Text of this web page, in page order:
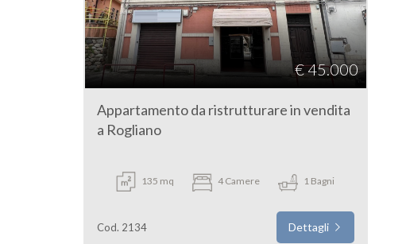
€ 45.000
Appartamento da ristrutturare in vendita
a Rogliano
135 mq 4 Camere 1 Bagni
Cod. 2134 Dettagli